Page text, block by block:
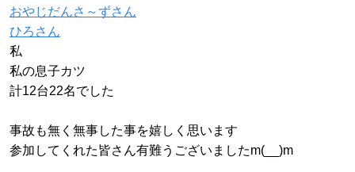
おやじだんさ～ずさん
ひろさん
私
私の息子カツ
計12台22名でした
事故も無く無事した事を嬉しく思います
参加してくれた皆さん有難うございましたm(__)m